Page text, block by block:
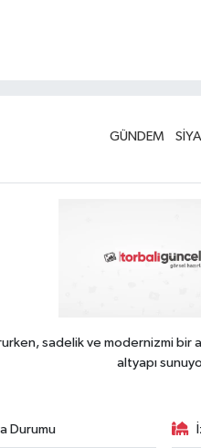
GÜNDEM
sadelik ve modernizmi
altyapı
Durumu